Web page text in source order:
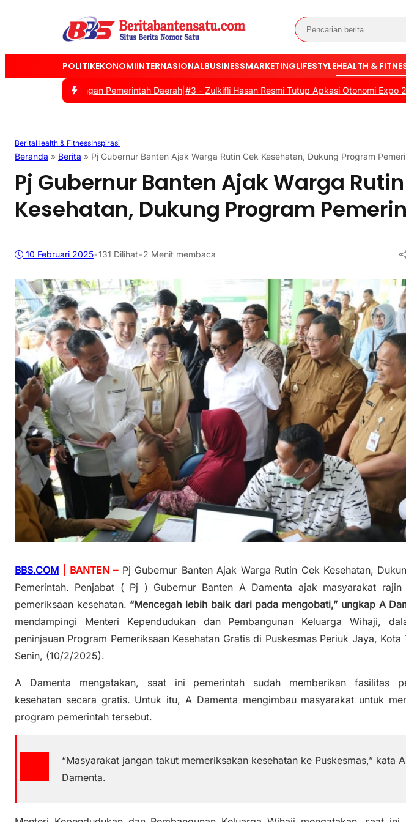
POLITIKEKONOMIINTERNASIONALBUSINESSMARKETINGLIFESTYLEHEALTH &
Sinergi dengan Pemerintah Daerah|#3 -Zulkifli Hasan Resmi Tutup Apkasi Otonomi Expo 2025 di
BeritaHealth & FitnessInspirasi
Beranda » Berita » Pj Gubernur Banten Ajak Warga Rutin Cek Kesehatan, Dukung Program
Pj Gubernur Banten Ajak Warga
Kesehatan, Dukung Program
10 Februari 2025•131 Dilihat•2 Menit membaca
BBS.COM | BANTEN –Pj Gubernur Banten Ajak Warga Rutin Cek Kesehatan,
Pemerintah. Penjabat ( Pj ) Gubernur Banten A Damenta ajak masyarakat rajin
pemeriksaan kesehatan. “Mencegah lebih baik dari pada mengobati,” ungkap A
mendampingi Menteri Kependudukan dan Pembangunan Keluarga Wihaji,
peninjauan Program Pemeriksaan Kesehatan Gratis di Puskesmas Periuk Jaya, Kota
Senin, (10/2/2025).
A Damenta mengatakan, saat ini pemerintah sudah memberikan fasilitas
kesehatan secara gratis. Untuk itu, A Damenta mengimbau masyarakat untuk
program pemerintah tersebut.
“Masyarakat jangan takut memeriksakan kesehatan ke Puskesmas,” kata A
Damenta.